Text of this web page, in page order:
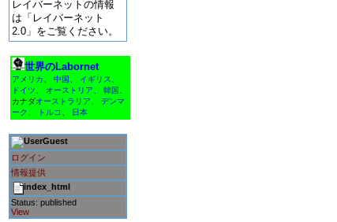
レイバーネットの情報
は「レイバーネット
2.0」をご覧ください。
世界のLabornet
アメリカ 中国 イギリス
ドイツ
オーストリア 韓国
カナダオーストラリア
デンマ
ーク
トルコ 日本
Guest
ログイン
情報提供
index_html
Status: published
View